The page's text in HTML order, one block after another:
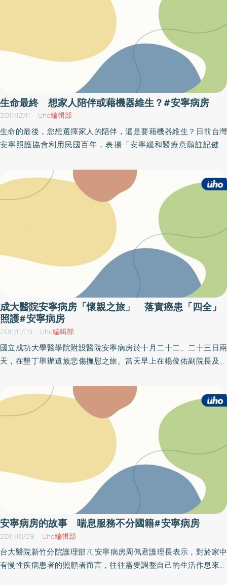
夜趕工的中國結及流蘇，在員工及志工協助下，病友、家屬認真完
成作品，展現Q版的天燈，寫上願望，高掛牆上。另外在護理之家方
面，也準備猜燈謎及製作燈籠活動，事先安排許多有趣燈謎，護理
之家長輩踴躍舉手參與，猜中者還有精美禮物，讓長輩們體驗元宵
節熱鬧氣氛，除此之外還精心設計適合長輩們手部活動的燈籠彩繪
及黏貼佈置，在工作人員及志工協助之下，製作一個個獨一無二的
美麗燈籠，完成之後掛在護理之家中各角落，佈置應景的燈海，讓
護理之家充滿過節氣氛。
生命最終 想家人陪伴或藉機器維生？#安寧病房
2011/12/11 Uho編輯部
生命的最後，您想選擇家人的陪伴，還是要藉機器維生？日前台灣
安寧照護協會利用民國百年，表揚「安寧緩和醫療意願註記健保
院有大林慈濟醫院入選，醫院表示將持續推動安寧照護，守護末期
病人良好的臨終品質。大林慈濟醫院從民國95年配合衛生署推廣
「安寧緩和醫療意願註記健保IC卡」的活動，在護理人員、醫事人
員、社工及志工的努力下，至今簽署人數已近千人。因推廣成效卓
越，上月榮獲行政院衛生署頒發「優秀團體獎」，讓長期投注心血
的所有醫護同仁感到十分興奮，也期許讓更多末期病人能在臨終前
獲得良好的照顧。大林慈濟醫院安寧共照護理師何玉雲扮演重要的
角色。為了推廣安寧緩和治療，前後在社區、學校或是志工進行了
上百場的宣導活動，也協助將民眾簽署的意願書寄回台灣安寧照護
協會，增加民眾意願。成大護理系畢業的她，在安寧病房工作已經
十年，替末期病人發聲是支持她一路走來的原因之一，為了讓病人
能夠舒適、減輕痛苦，還特別去學了芳香療法，藉由精油按摩讓病
人有個好眠。何玉雲表示，許多末期病人，在面對生命的終點時，
往往得接受像是插管、電擊、心肺復甦等急救處置，對於家屬可能
只是求個心安，卻讓病人承受更長時間的痛苦，無法善終。就算救
時候做決定。」何玉雲指出，避談死亡並不是最好的方法，對於生
死的態度，不聽、不說、不看，並不能解決問題，死亡總有一天會
到來。她強調，簽署安寧緩和醫療意願並不會影響平常就醫的權
益，而是針對末期病人減輕痛苦，施予緩解性、支持性的醫療照
護。現在安寧病房也不再限制非癌症病人，經由兩位專科醫師評估
符合非癌末期條件，即可接受安寧療護服務，讓病人能享受家屬的
陪伴與完善照顧。 何玉雲說，在健保IC卡上註記安寧緩和醫療意願
是很好的方法，能避免末期病危時，無法主動出示證明，導致發生
不符合病人意願的遺憾事件。但建議「安寧心願卡」還是應隨身攜
帶，最好能跟健保卡放在一起，才能有雙重的保障。
成大醫院安寧病房「懷親之旅」 落實癌患「四全」
照護#安寧病房
2011/11/09 Uho編輯部
國立成功大學醫學院附設醫院安寧病房於十月二十二、二十三日兩
天，在墾丁舉辦遺族悲傷撫慰之旅。當天早上在楊俊佑副院長及護
召集人林鵬展醫師領軍出發，在傾聽家屬悲傷之餘，賴教授以「逝
去家人只是比我們先一站下車」協助家屬走出喪親之痛；而悲傷的
遺族成員則以安寧療護團隊這「一群完全陌生的人」在人生最重要
的一程，曾陪同其走過人生最悲傷時刻的感動描述，回饋院方追蹤
關懷遺族的體貼用心。成大安寧病房已成立13年，安寧緩和療護團
隊每年針對在團隊照護下離逝病人的家屬，舉辦一次悲傷撫慰之
旅，是基於團隊負有提供「全人、全家、全程、全隊四全照顧」的
使命。據今年懷親之旅的領隊、安寧病房護理長邱智鈴說，病人去
世之後，家屬的悲傷未必會因為時間消逝而消失，辦理家屬悲傷撫
慰之旅的目的即在協助家屬逐步宣洩內心的悲痛洪流，藉彼此的分
享，從團體中找到支持的力量。活動歷程中，團隊成員傾聽家屬的
悲傷並靜靜地遞上面紙，隨隊志工們除了陪伴，也分享他們各自的
悲傷往事。當一位志工說他至今還無法走出喪子之痛時，家屬們雖
然跟著痛哭卻未因此更加低潮，反而因為「同是天涯淪落人」的感
同身受，讓悲傷的遺族從每一個不同的人生苦水中，各自獲得生命
安寧病房的故事 喘息服務不分國籍#安寧病房
2011/10/09 Uho編輯部
台大醫院新竹分院護理部7C安寧病房周佩君護理長表示，對於家中
有慢性疾病患者的照顧者而言，往往需要調整自己的生活作息來提